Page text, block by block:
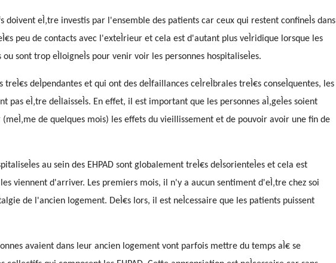
doivent eÌ‚tre investis par l'ensemble des patients car ceux qui restent confineÌs dans
peu de contacts avec l'exteÌrieur et cela est d'autant plus veÌridique lorsque les
sont trop eÌloigneÌs pour venir voir les personnes hospitaliseÌes.
deÌpendantes et qui ont des deÌfaillances ceÌreÌbrales treÌ€s conseÌquentes, les
pas eÌ‚tre deÌlaisseÌs. En effet, il est important que les personnes aÌ‚geÌes soient
(meÌ‚me de quelques mois) les effets du vieillissement et de pouvoir avoir une fin de
au sein des EHPAD sont globalement treÌ€s deÌsorienteÌes et cela est
viennent d'arriver. Les premiers mois, il n'y a aucun sentiment d'eÌ‚tre chez soi
de l'ancien logement. DeÌ€s lors, il est neÌcessaire que les patients puissent
avaient dans leur ancien logement vont parfois mettre du temps aÌ€ se